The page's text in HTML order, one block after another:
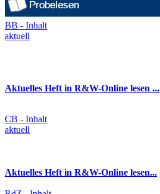
BB - Inhalt
aktuell
Aktuelles Heft in R&W-Online lesen ...
CB - Inhalt
aktuell
Aktuelles Heft in R&W-Online lesen...